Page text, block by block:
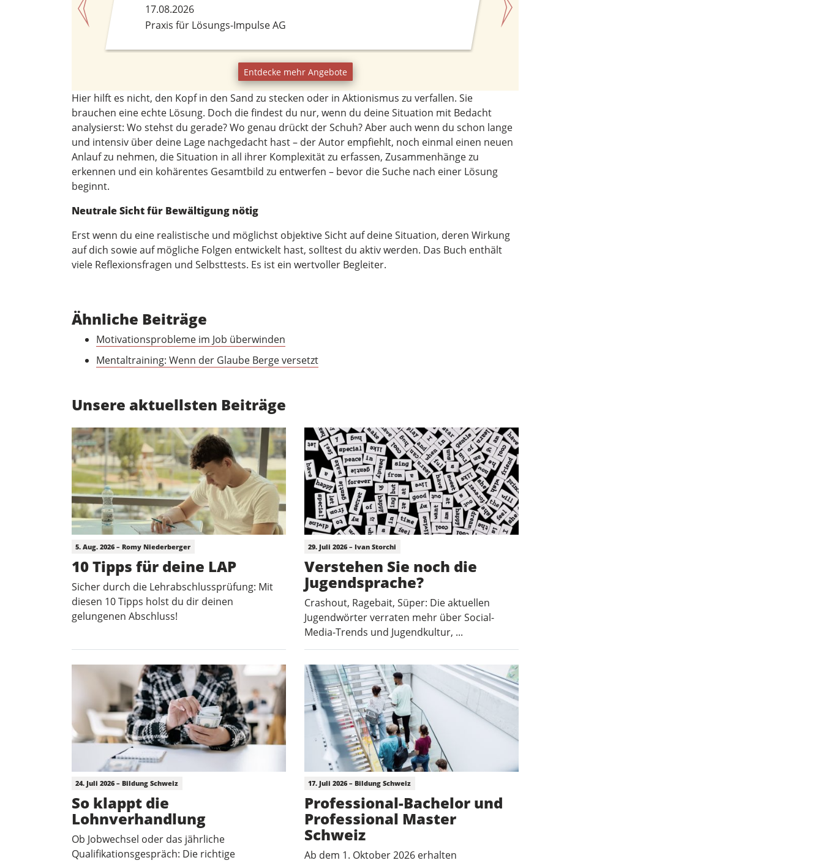
17.08.2026
Praxis für Lösungs-Impulse AG
Entdecke mehr Angebote
Hier hilft es nicht, den Kopf in den Sand zu stecken oder in Aktionismus zu verfallen. Sie
brauchen eine echte Lösung. Doch die findest du nur, wenn du deine Situation mit Bedacht
analysierst: Wo stehst du gerade? Wo genau drückt der Schuh? Aber auch wenn du schon lange
und intensiv über deine Lage nachgedacht hast – der Autor empfiehlt, noch einmal einen neuen
Anlauf zu nehmen, die Situation in all ihrer Komplexität zu erfassen, Zusammenhänge zu
erkennen und ein kohärentes Gesamtbild zu entwerfen – bevor die Suche nach einer Lösung
beginnt.
Neutrale Sicht für Bewältigung nötig
Erst wenn du eine realistische und möglichst objektive Sicht auf deine Situation, deren Wirkung
auf dich sowie auf mögliche Folgen entwickelt hast, solltest du aktiv werden. Das Buch enthält
viele Reflexionsfragen und Selbsttests. Es ist ein wertvoller Begleiter.
Ähnliche Beiträge
Motivationsprobleme im Job überwinden
Mentaltraining: Wenn der Glaube Berge versetzt
Unsere aktuellsten Beiträge
5. Aug. 2026 – Romy Niederberger
10 Tipps für deine LAP
Sicher durch die Lehrabschlussprüfung: Mit
diesen 10 Tipps holst du dir deinen
gelungenen Abschluss!
29. Juli 2026 – Ivan Storchi
Verstehen Sie noch die
Jugendsprache?
Crashout, Ragebait, Süper: Die aktuellen
Jugendwörter verraten mehr über Social-
Media-Trends und Jugendkultur, ...
24. Juli 2026 – Bildung Schweiz
So klappt die
Lohnverhandlung
Ob Jobwechsel oder das jährliche
Qualifikationsgespräch: Die richtige
17. Juli 2026 – Bildung Schweiz
Professional-Bachelor und
Professional Master
Schweiz
Ab dem 1. Oktober 2026 erhalten